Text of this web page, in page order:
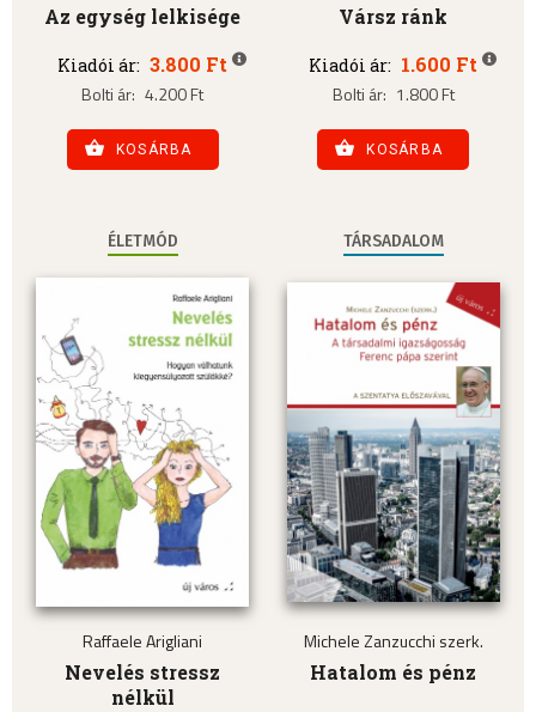
Az egység lelkisége
Kiadói ár: 3.800 Ft
Bolti ár: 4.200 Ft
KOSÁRBA
Vársz ránk
Kiadói ár: 1.600 Ft
Bolti ár: 1.800 Ft
KOSÁRBA
ÉLETMÓD
Raffaele Arigliani
Nevelés stressz
nélkül
TÁRSADALOM
Michele Zanzucchi szerk.
Hatalom és pénz